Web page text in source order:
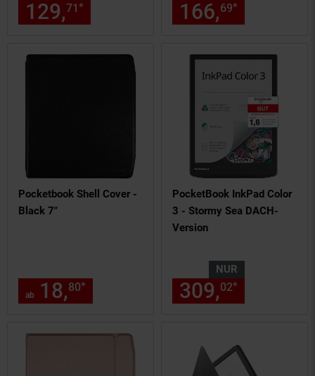
129,71* € Sternchen
166,69*
Pocketbook Shell Cover -
Black 7"
ab 18,80* € Sternchen
PocketBook InkPad Color
3 - Stormy Sea DACH-
Version
NUR
309,02*